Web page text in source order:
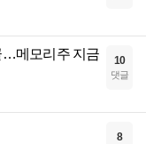
…메모리주 지금
10
댓글
8